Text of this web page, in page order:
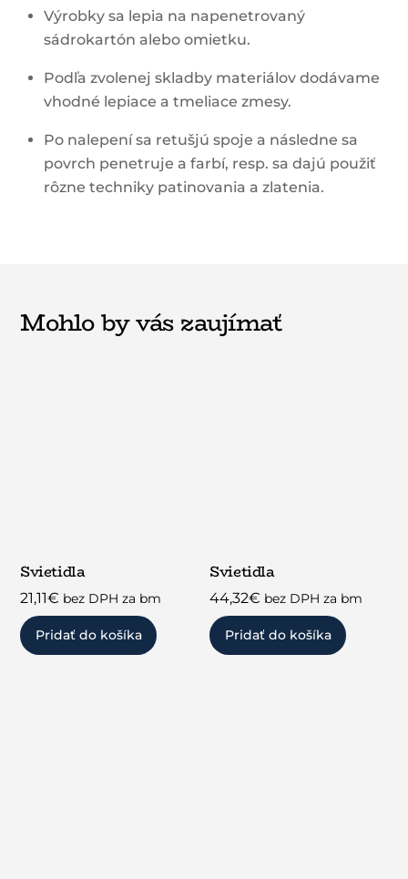
Výrobky sa lepia na napenetrovaný
sádrokartón alebo omietku.
Podľa zvolenej skladby materiálov dodávame
vhodné lepiace a tmeliace zmesy.
Po nalepení sa retušjú spoje a následne sa
povrch penetruje a farbí, resp. sa dajú použiť
rôzne techniky patinovania a zlatenia.
Mohlo by vás zaujímať
Svietidla
21,11€ bez DPH za bm
Pridať do košíka
Svietidla
44,32€ bez DPH za bm
Pridať do košíka